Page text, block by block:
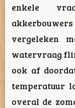
enkele
vergeleken
watervraag
ook af
temperatuur
overal de